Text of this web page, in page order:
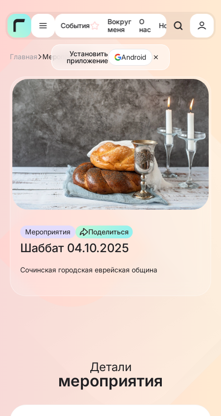
События
Вокруг
меня
О
нас
Новости Тора
Установить
приложение
Android
Главная Мероприятия
Мероприятия Поделиться
Шаббат 04.10.2025
Сочинская городская еврейская община
Детали
мероприятия